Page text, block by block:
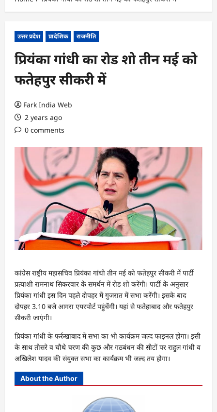
उत्तर प्रदेश प्रादेशिक राजनीति
प्रियंका गांधी का रोड शो तीन मई को
फतेहपुर सीकरी में
Fark India Web
2 years ago
0 comments
कांग्रेस राष्ट्रीय महासचिव प्रियंका गांधी तीन मई को फतेहपुर सीकरी में पार्टी
प्रत्याशी रामनाथ सिकरवार के समर्थन में रोड शो करेंगी। पार्टी के अनुसार
प्रियंका गांधी इस दिन पहले दोपहर में गुजरात में सभा करेंगी। इसके बाद
दोपहर 3.10 बजे आगरा एयरपोर्ट पहुंचेंगी। यहां से फतेहाबाद और फतेहपुर
सीकरी जाएंगी।
प्रियंका गांधी के फर्रुखाबाद में सभा का भी कार्यक्रम जल्द फाइनल होगा। इसी
के साथ तीसरे व चौथे चरण की कुछ और गठबंधन की सीटों पर राहुल गांधी व
अखिलेश यादव की संयुक्त सभा का कार्यक्रम भी जल्द तय होगा।
About the Author